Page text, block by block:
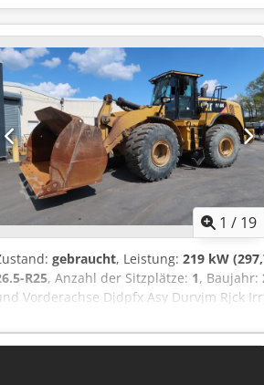
1 / 19
gebraucht, Leistung: 219 kW
R25, Anzahl der Sitzplätze: 1, Baujahr:
Vorderachse Djdpfx Asy Durvjm Rjck